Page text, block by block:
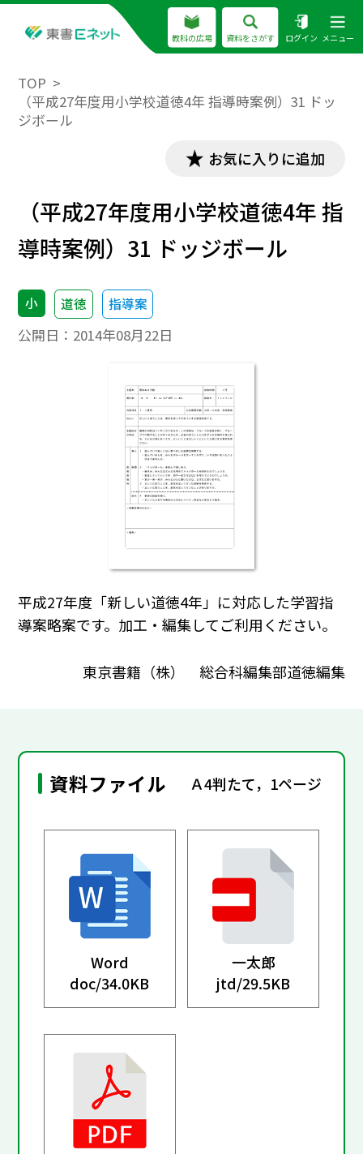
教科の広場 資料をさがす ログイン メニュー
TOP
（平成27年度用小学校道徳4年 指導時案例）31 ドッ
ジボール
お気に入りに追加
（平成27年度用小学校道徳4年 指
導時案例）31 ドッジボール
小 道徳 指導案
公開日： 2014年08月22日
平成27年度「新しい道徳4年」に対応した学習指
導案略案です。加工・編集してご利用ください。
東京書籍（株） 総合科編集部道徳編集
資料ファイル Ａ4判たて，1ページ
Word
doc/34.0KB
一太郎
jtd/29.5KB